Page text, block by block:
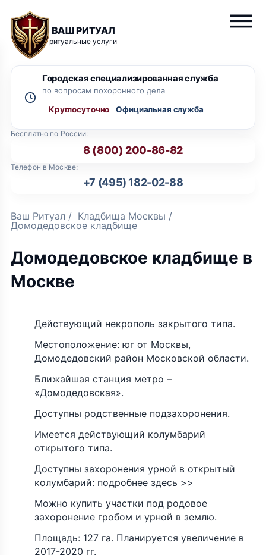
ВАШ РИТУАЛ
ритуальные услуги
Бесплатно по России:
8 (800) 200-86-82
Телефон в Москве:
+7 (495) 182-02-88
Городская специализированная служба
по вопросам похоронного дела
Круглосуточно
Ваш Ритуал / Кладбища Москвы /
Домодедовское кладбище
Домодедовское кладбище в
Москве
Действующий некрополь закрытого типа.
Местоположение: юг от Москвы,
Домодедовский район Московской области.
Ближайшая станция метро –
«Домодедовская».
Доступны родственные подзахоронения.
Имеется действующий колумбарий
открытого типа.
Доступны захоронения урной в открытый
колумбарий: подробнее здесь >>
Можно купить участки под родовое
захоронение гробом и урной в землю.
Площадь: 127 га. Планируется увеличение в
2017-2020 гг.